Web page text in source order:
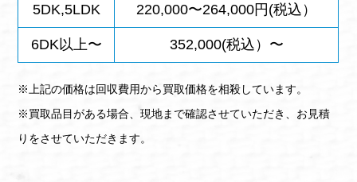
5DK,5LDK 220,000〜264,000円(税込）
6DK以上〜 352,000(税込）〜
※上記の価格は回収費用から買取価格を相殺しています。
※買取品目がある場合、現地まで確認させていただき、お見積
りをさせていただきます。